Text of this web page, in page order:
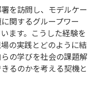
を訪問し、モデルケー
関するグループワー
ます。こうした経験を
の実践とどのように結
の学びを社会の課題解
るのかを考える契機と